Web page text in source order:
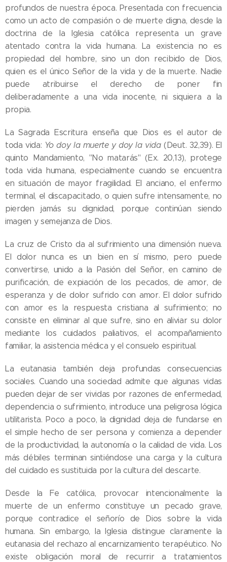
profundos de nuestra época. Presentada con frecuencia
como un acto de compasión o de muerte digna, desde la
doctrina de la Iglesia católica representa un grave
atentado contra la vida humana. La existencia no es
propiedad del hombre, sino un don recibido de Dios,
quien es el único Señor de la vida y de la muerte. Nadie
puede atribuirse el derecho de poner fin
deliberadamente a una vida inocente, ni siquiera a la
propia.
La Sagrada Escritura enseña que Dios es el autor de
toda vida: Yo doy la muerte y doy la vida(Deut. 32,39). El
quinto Mandamiento, "No matarás" (Ex. 20,13), protege
toda vida humana, especialmente cuando se encuentra
en situación de mayor fragilidad. El anciano, el enfermo
terminal, el discapacitado, o quien sufre intensamente, no
pierden jamás su dignidad, porque continúan siendo
imagen y semejanza de Dios.
La cruz de Cristo da al sufrimiento una dimensión nueva.
El dolor nunca es un bien en sí mismo, pero puede
convertirse, unido a la Pasión del Señor, en camino de
purificación, de expiación de los pecados, de amor, de
esperanza y de dolor sufrido con amor. El dolor sufrido
con amor es la respuesta cristiana al sufrimiento; no
consiste en eliminar al que sufre, sino en aliviar su dolor
mediante los cuidados paliativos, el acompañamiento
familiar, la asistencia médica y el consuelo espiritual.
La eutanasia también deja profundas consecuencias
sociales. Cuando una sociedad admite que algunas vidas
pueden dejar de ser vividas por razones de enfermedad,
dependencia o sufrimiento, introduce una peligrosa lógica
utilitarista. Poco a poco, la dignidad deja de fundarse en
el simple hecho de ser persona y comienza a depender
de la productividad, la autonomía o la calidad de vida. Los
más débiles terminan sintiéndose una carga y la cultura
del cuidado es sustituida por la cultura del descarte.
Desde la Fe católica, provocar intencionalmente la
muerte de un enfermo constituye un pecado grave,
porque contradice el señorío de Dios sobre la vida
humana. Sin embargo, la Iglesia distingue claramente la
eutanasia del rechazo al encarnizamiento terapéutico. No
existe obligación moral de recurrir a tratamientos